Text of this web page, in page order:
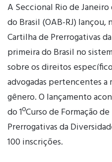
A Seccional Rio de
do Brasil (OAB-RJ) lançou,
Cartilha de Prerrogativas
primeira do Brasil no
sobre os direitos
advogadas pertencentes a
gênero. O lançamento
do 1ºCurso de Formação
Prerrogativas da
100 inscrições.